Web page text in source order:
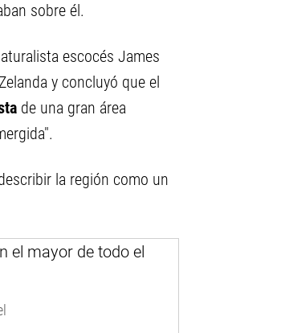
sobre él.
escocés James
y concluyó que el
de una gran área
la región como un